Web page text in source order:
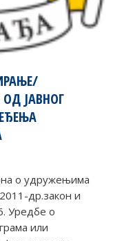
ЈАВНОГ
о удружењима
др.закон и
Уредбе о
или